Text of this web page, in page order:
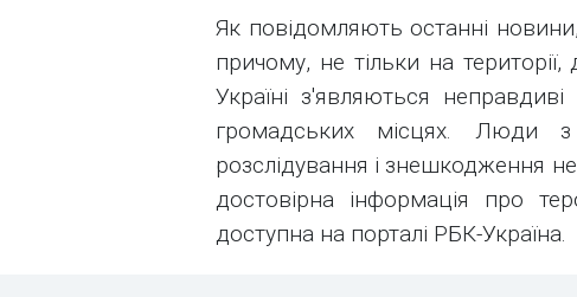
Як повідомляють останні
причому, не тільки на
Україні з'являються
громадських місцях. Люди
розслідування і знешкодження
достовірна інформація про
доступна на порталі РБК-Україна.